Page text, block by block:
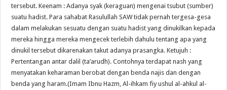
tersebut. Keenam : Adanya syak (keraguan) mengenai tsubut (sumber)
suatu hadist. Para sahabat Rasulullah SAW tidak pernah tergesa-gesa
dalam melakukan sesuatu dengan suatu hadist yang dinukilkan kepada
mereka hingga mereka mengecek terlebih dahulu tentang apa yang
dinukil tersebut dikarenakan takut adanya prasangka. Ketujuh :
Pertentangan antar dalil (ta’arudh). Contohnya terdapat nash yang
menyatakan keharaman berobat dengan benda najis dan dengan
benda yang haram.(Imam Ibnu Hazm, Al-ihkam fiy ushul al-ahkul al-